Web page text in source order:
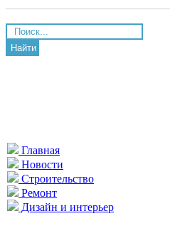
Найти
Главная
Новости
Строительство
Ремонт
Дизайн и интерьер